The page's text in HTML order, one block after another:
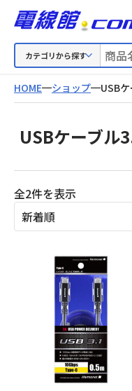
カテゴリから探す
HOME ショップ USB
USBケーブル
全2件を表示新
い